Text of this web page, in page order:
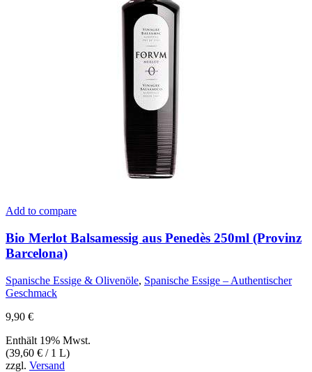
Add to compare
Bio Merlot Balsamessig aus Penedès 250ml (Provinz
Barcelona)
Spanische Essige & Olivenöle, Spanische Essige – Authentischer
Geschmack
9,90 €
Enthält 19% Mwst.
(39,60 € / 1 L)
zzgl. Versand